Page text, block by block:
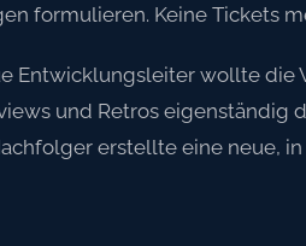
formulieren. Keine Tickets
Entwicklungsleiter wollte
und Retros eigenständig
erstellte eine neue,